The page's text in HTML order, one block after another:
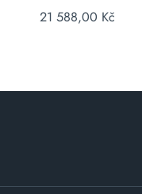
21 588,00 Kč